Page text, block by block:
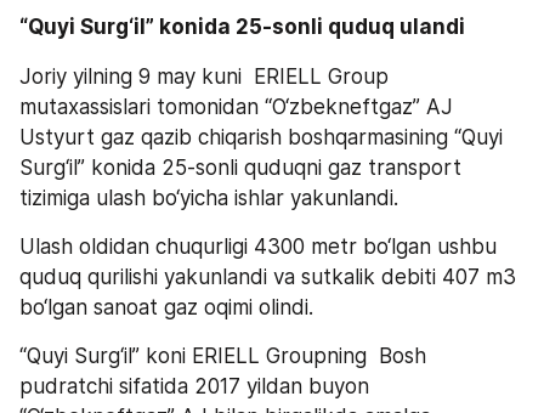
“Quyi Surg‘il” konida 25-sonli quduq ulandi
Joriy yilning 9 may kuni  ERIELL Group
mutaxassislari tomonidan “O‘zbekneftgaz” AJ
Ustyurt gaz qazib chiqarish boshqarmasining “Quyi
Surg‘il” konida 25-sonli quduqni gaz transport
tizimiga ulash bo‘yicha ishlar yakunlandi.
Ulash oldidan chuqurligi 4300 metr bo‘lgan ushbu
quduq qurilishi yakunlandi va sutkalik debiti 407 m3
bo‘lgan sanoat gaz oqimi olindi.
“Quyi Surg‘il” koni ERIELL Groupning  Bosh
pudratchi sifatida 2017 yildan buyon